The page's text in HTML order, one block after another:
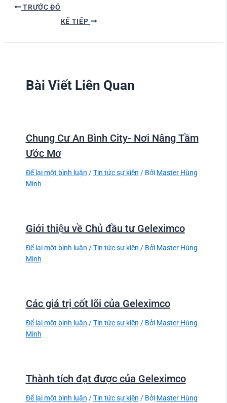
TRƯỚC ĐÓ
KẾ TIẾP
Bài Viết Liên Quan
Chung Cư An Bình City- Nơi Nâng Tầm
Ước Mơ
Để lại một bình luận /Tin tức sự kiện / Bởi Master Hùng
Minh
Giới thiệu về Chủ đầu tư Geleximco
Để lại một bình luận /Tin tức sự kiện / Bởi Master Hùng
Minh
Các giá trị cốt lõi của Geleximco
Để lại một bình luận /Tin tức sự kiện / Bởi Master Hùng
Minh
Thành tích đạt được của Geleximco
Để lại một bình luận /Tin tức sự kiện / Bởi Master Hùng